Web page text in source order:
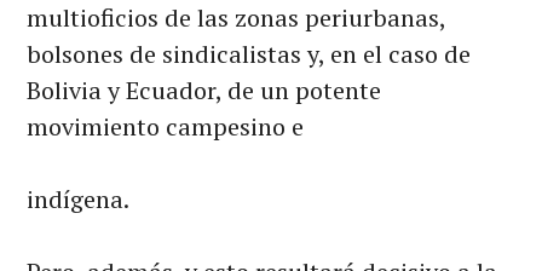
multioficios de las zonas periurbanas,
bolsones de sindicalistas y, en el caso de
Bolivia y Ecuador, de un potente
movimiento campesino e
indígena.